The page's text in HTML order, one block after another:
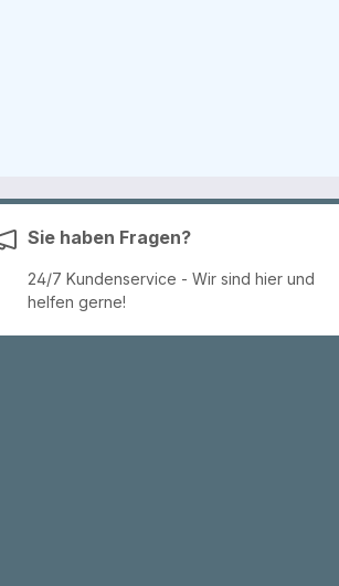
Sie haben Fragen?
24/7 Kundenservice - Wir sind hier und
helfen gerne!